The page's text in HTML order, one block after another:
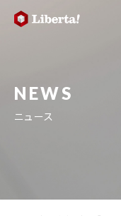
NEWS
ニュース